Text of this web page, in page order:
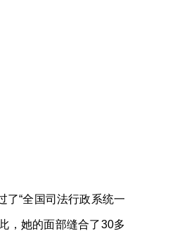
了“全国司法行政系统一
，她的面部缝合了30多